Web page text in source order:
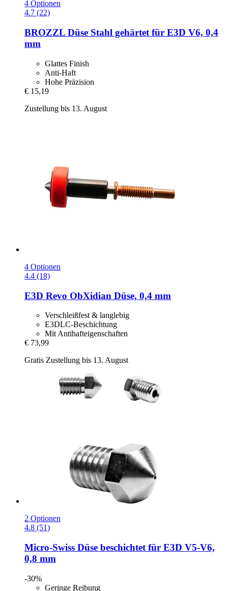
4 Optionen
4.7 (22)
BROZZL Düse Stahl gehärtet für E3D V6, 0,4
mm
Glattes Finish
Anti-Haft
Hohe Präzision
€ 15,19
Zustellung bis 13. August
4 Optionen
4.4 (18)
E3D Revo ObXidian Düse, 0,4 mm
Verschleißfest & langlebig
E3DLC-Beschichtung
Mit Antihafteigenschaften
€ 73,99
Gratis Zustellung bis 13. August
2 Optionen
4.8 (51)
Micro-Swiss Düse beschichtet für E3D V5-​V6,
0,8 mm
-30%
Geringe Reibung